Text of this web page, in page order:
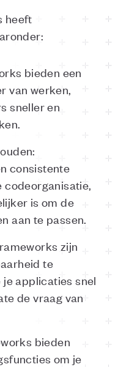
heeft
bieden een
van werken,
sneller en
consistente
codeorganisatie,
is om de
aan te passen.
zijn
te
applicaties snel
de vraag van
bieden
om je